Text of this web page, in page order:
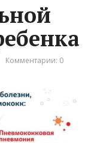
Комментарии: 0